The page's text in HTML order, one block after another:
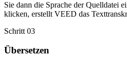
Sie dann die Sprache der Quelldatei
klicken, erstellt VEED das
Schritt 03
Übersetzen